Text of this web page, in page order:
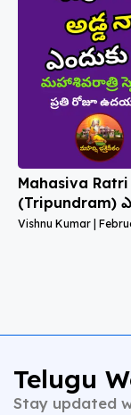
Mahasiva
(Tripundram)
Vishnu Kumar
Telugu
Stay updated